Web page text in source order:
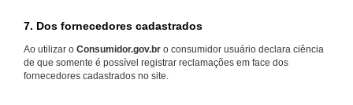
7. Dos fornecedores cadastrados
Ao utilizar o Consumidor.gov.br o consumidor usuário declara ciência
de que somente é possível registrar reclamações em face dos
fornecedores cadastrados no site.